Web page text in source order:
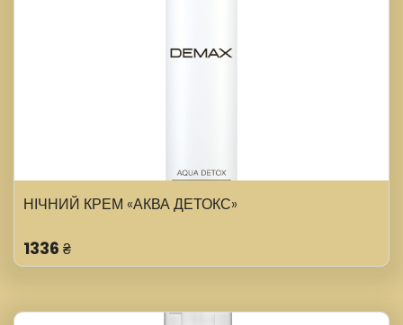
НІЧНИЙ КРЕМ «АКВА ДЕТОКС»
1336 ₴